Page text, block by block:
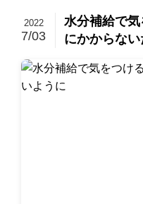
水分補給で
にかからない
2022
7/03